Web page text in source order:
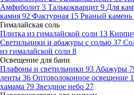
Амфиболит 3 Талькокварцит 9 Для
камня 92 Фактурная 15 Рваный камень
Гималайская соль
Плитка из гималайской соли 13
Светильники и абажуры с солью 37
из гималайской соли 8
Освещение для бани
Плафоны и светильники 93 Абажуры
ленты 36 Оптоволоконное освещение
хамама 79 Звездное небо 27